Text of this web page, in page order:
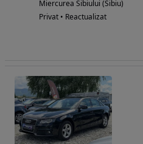
Miercurea Sibiului (Sibiu)
Privat • Reactualizat